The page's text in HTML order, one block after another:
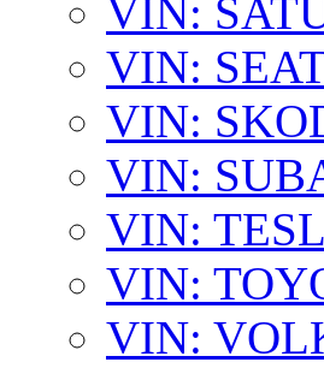
VIN:
VIN:
VIN:
VIN:
VIN:
VIN:
VIN: